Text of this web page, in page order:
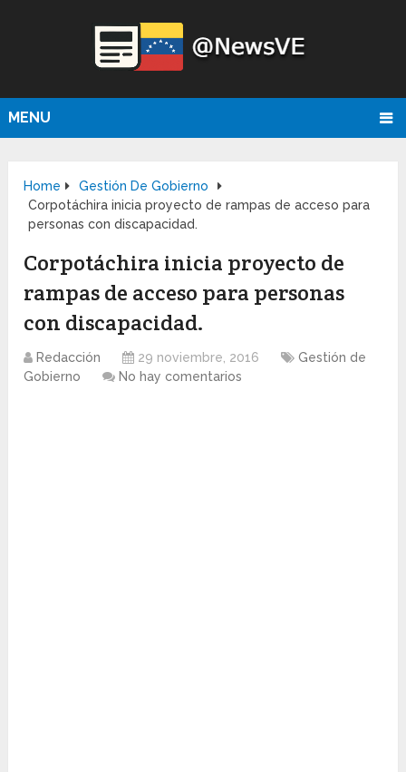
MENU
Home
Gestión De Gobierno
Corpotáchira inicia proyecto de rampas de acceso para
personas con discapacidad.
Corpotáchira inicia proyecto de
rampas de acceso para personas
con discapacidad.
Redacción 29 noviembre, 2016
Gestión de
Gobierno
No hay comentarios